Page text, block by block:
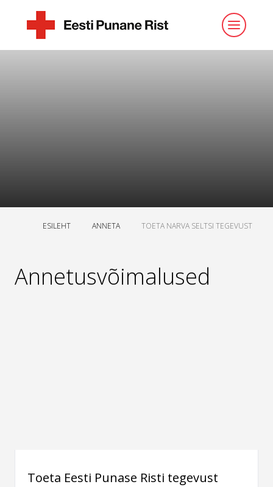
ESILEHT ANNETA TOETA NARVA SELTSI TEGEVUST
Annetusvõimalused
Toeta Eesti Punase Risti tegevust